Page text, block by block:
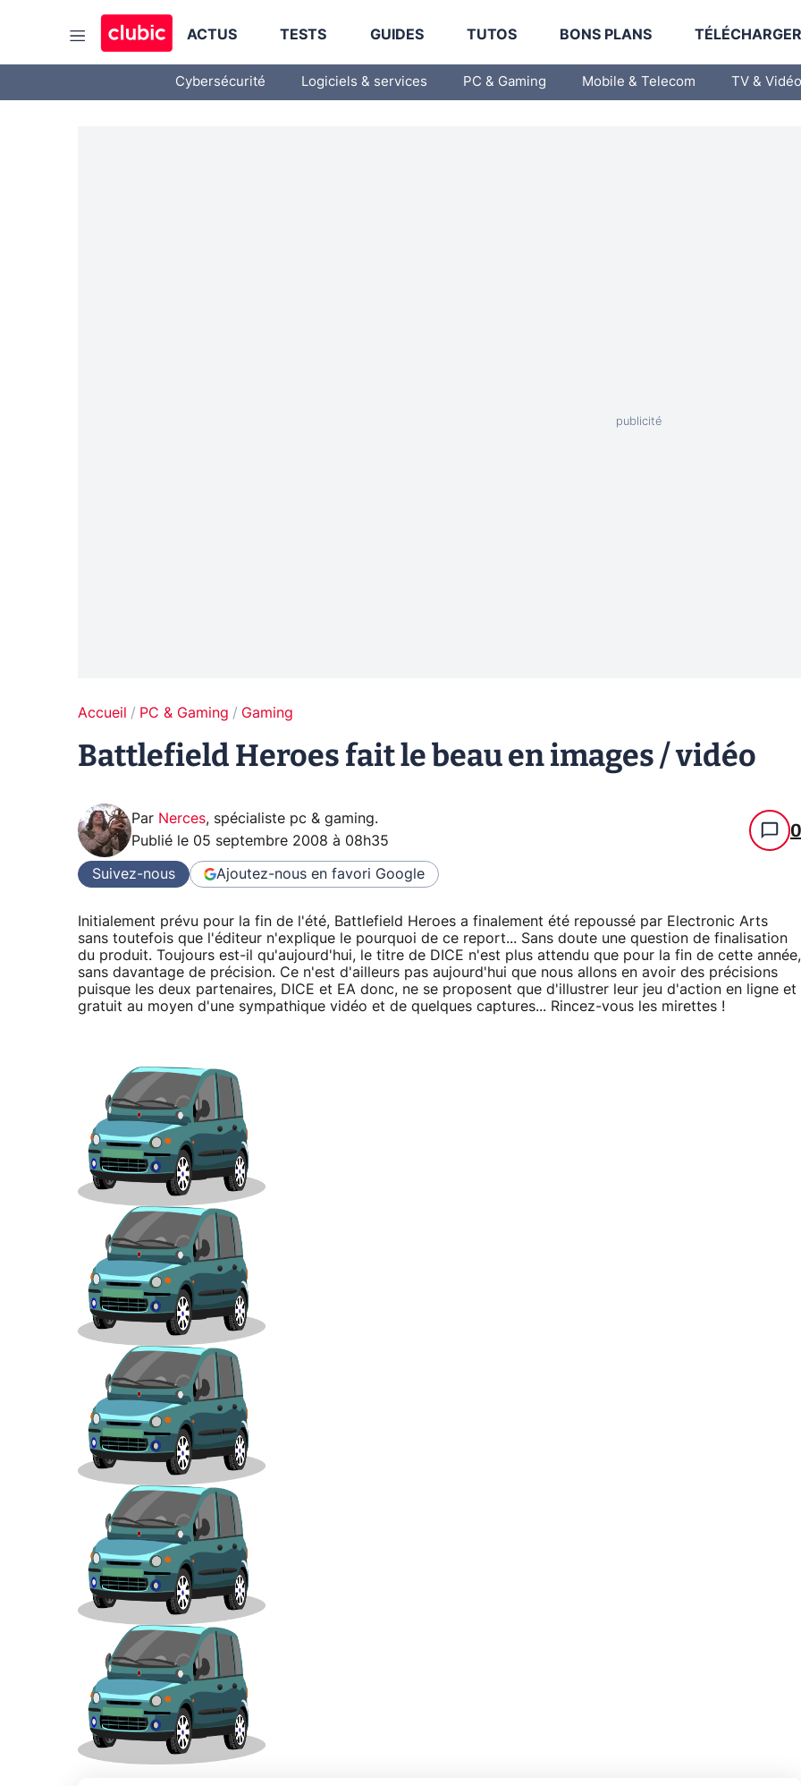
ACTUS TESTS GUIDES TUTOS BONS PLANS
Cybersécurité Logiciels & services PC & Gaming Mobile & Telecom TV & Vidéo
Accueil PC & Gaming Gaming
Battlefield Heroes fait le beau en images / vidéo
Par Nerces, spécialiste pc & gaming.
Publié le 05 septembre 2008 à 08h35 0
Suivez-nous Ajoutez-nous en favori Google
Initialement prévu pour la fin de l'été, Battlefield Heroes a finalement été repoussé par Electronic Arts
sans toutefois que l'éditeur n'explique le pourquoi de ce report... Sans doute une question de finalisation
du produit. Toujours est-il qu'aujourd'hui, le titre de DICE n'est plus attendu que pour la fin de cette année,
sans davantage de précision. Ce n'est d'ailleurs pas aujourd'hui que nous allons en avoir des précisions
puisque les deux partenaires, DICE et EA donc, ne se proposent que d'illustrer leur jeu d'action en ligne et
gratuit au moyen d'une sympathique vidéo et de quelques captures... Rincez-vous les mirettes !